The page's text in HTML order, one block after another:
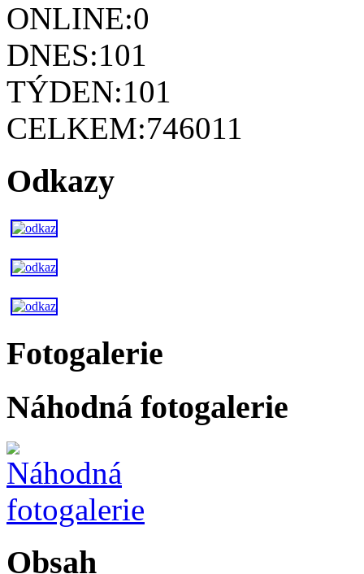
ONLINE:0
DNES:101
TÝDEN:101
CELKEM:746011
Odkazy
Fotogalerie
Náhodná fotogalerie
Obsah